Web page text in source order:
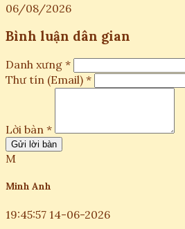
06/08/2026
Bình luận dân gian
Danh xưng *
Thư tín (Email) *
Lời bàn *
Gửi lời bàn
M
Minh Anh
19:45:57 14-06-2026